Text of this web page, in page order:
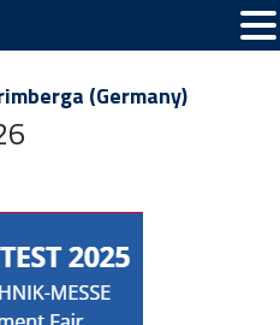
(Germany)